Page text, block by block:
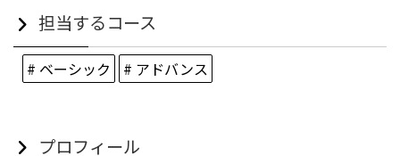
担当するコース
# ベーシック # アドバンス
プロフィール